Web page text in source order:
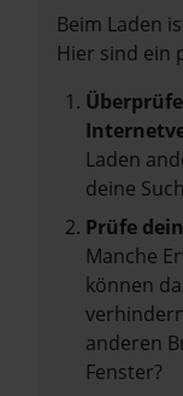
Beim Laden
Hier sind ein
Laden
deine
Prüfe
Manche
können
anderen
Fenster?